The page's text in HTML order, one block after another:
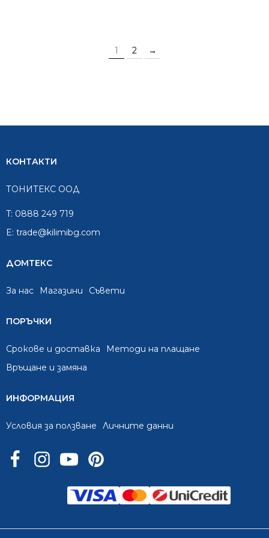
1 2 →
КОНТАКТИ
ТОНИТЕКС ООД
T: 0888 249 719
E: trade@kilimibg.com
ДОМТЕКС
За нас Mагазини Съвети
ПОРЪЧКИ
Срокове и доставка
Методи на плащане
Връщане и замяна
ИНФОРМАЦИЯ
Условия за ползване Личните данни